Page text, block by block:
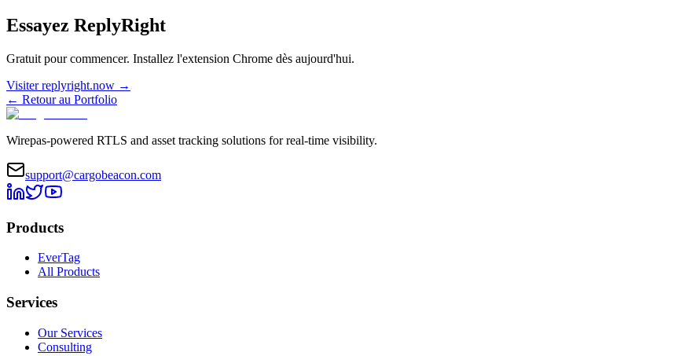
Essayez ReplyRight
Gratuit pour commencer. Installez l'extension Chrome dès aujourd'hui.
Visiter replyright.now →
← Retour au Portfolio
Wirepas-powered RTLS and asset tracking solutions for real-time visibility.
support@cargobeacon.com
Products
EverTag
All Products
Services
Our Services
Consulting